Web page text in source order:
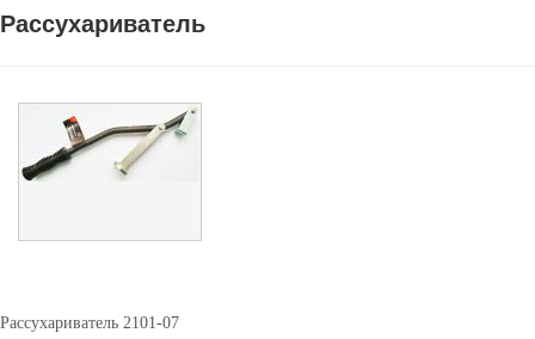
Рассухариватель
Рассухариватель 2101-07